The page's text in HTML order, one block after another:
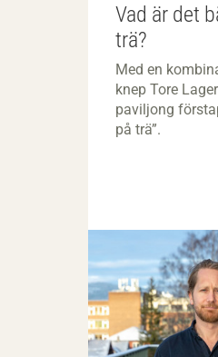
Vad är det
trä?
Med en
knep Tore
paviljong
på trä”.